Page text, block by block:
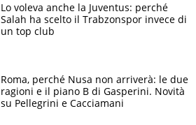
Lo voleva anche la Juventus: perché
Salah ha scelto il Trabzonspor invece di
un top club
Roma, perché Nusa non arriverà: le due
ragioni e il piano B di Gasperini. Novità
su Pellegrini e Cacciamani